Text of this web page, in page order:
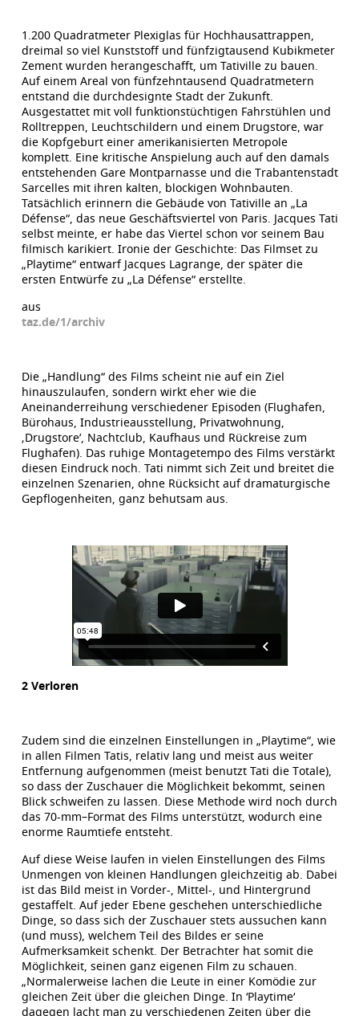
1.200 Quadratmeter Plexiglas für Hochhausattrappen,
dreimal so viel Kunststoff und fünfzigtausend Kubikmeter
Zement wurden herangeschafft, um Tativille zu bauen.
Auf einem Areal von fünfzehntausend Quadratmetern
entstand die durchdesignte Stadt der Zukunft.
Ausgestattet mit voll funktionstüchtigen Fahrstühlen und
Rolltreppen, Leuchtschildern und einem Drugstore, war
die Kopfgeburt einer amerikanisierten Metropole
komplett. Eine kritische Anspielung auch auf den damals
entstehenden Gare Montparnasse und die Trabantenstadt
Sarcelles mit ihren kalten, blockigen Wohnbauten.
Tatsächlich erinnern die Gebäude von Tativille an „La
Défense“, das neue Geschäftsviertel von Paris. Jacques Tati
selbst meinte, er habe das Viertel schon vor seinem Bau
filmisch karikiert. Ironie der Geschichte: Das Filmset zu
„Playtime“ entwarf Jacques Lagrange, der später die
ersten Entwürfe zu „La Défense“ erstellte.
aus
taz.de/1/archiv
Die „Handlung“ des Films scheint nie auf ein Ziel
hinauszulaufen, sondern wirkt eher wie die
Aneinanderreihung verschiedener Episoden (Flughafen,
Bürohaus, Industrieausstellung, Privatwohnung,
‚Drugstore’, Nachtclub, Kaufhaus und Rückreise zum
Flughafen). Das ruhige Montagetempo des Films verstärkt
diesen Eindruck noch. Tati nimmt sich Zeit und breitet die
einzelnen Szenarien, ohne Rücksicht auf dramaturgische
Gepflogenheiten, ganz behutsam aus.
2 Verloren
Zudem sind die einzelnen Einstellungen in „Playtime“, wie
in allen Filmen Tatis, relativ lang und meist aus weiter
Entfernung aufgenommen (meist benutzt Tati die Totale),
so dass der Zuschauer die Möglichkeit bekommt, seinen
Blick schweifen zu lassen. Diese Methode wird noch durch
das 70-mm–Format des Films unterstützt, wodurch eine
enorme Raumtiefe entsteht.
Auf diese Weise laufen in vielen Einstellungen des Films
Unmengen von kleinen Handlungen gleichzeitig ab. Dabei
ist das Bild meist in Vorder-, Mittel-, und Hintergrund
gestaffelt. Auf jeder Ebene geschehen unterschiedliche
Dinge, so dass sich der Zuschauer stets aussuchen kann
(und muss), welchem Teil des Bildes er seine
Aufmerksamkeit schenkt. Der Betrachter hat somit die
Möglichkeit, seinen ganz eigenen Film zu schauen.
„Normalerweise lachen die Leute in einer Komödie zur
gleichen Zeit über die gleichen Dinge. In ‘Playtime‘
dagegen lacht man zu verschiedenen Zeiten über die